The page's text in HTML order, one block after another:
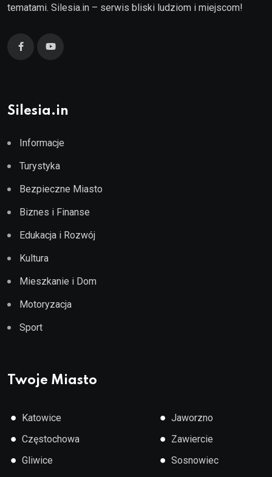
tematami. Silesia.in – serwis bliski ludziom i miejscom!
Silesia.in
Informacje
Turystyka
Bezpieczne Miasto
Biznes i Finanse
Edukacja i Rozwój
Kultura
Mieszkanie i Dom
Motoryzacja
Sport
Twoje Miasto
● Katowice
● Częstochowa
● Gliwice
● Jaworzno
● Zawiercie
● Sosnowiec